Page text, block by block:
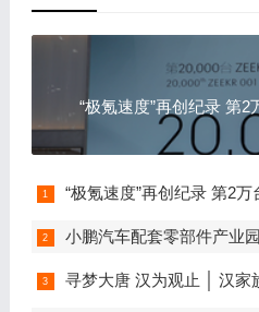
“极氪
“极氪速度”再创纪录 第2
小鹏汽车配套零部件产业园奠基，
寻梦大唐 汉为观止 │ 汉家族&2022